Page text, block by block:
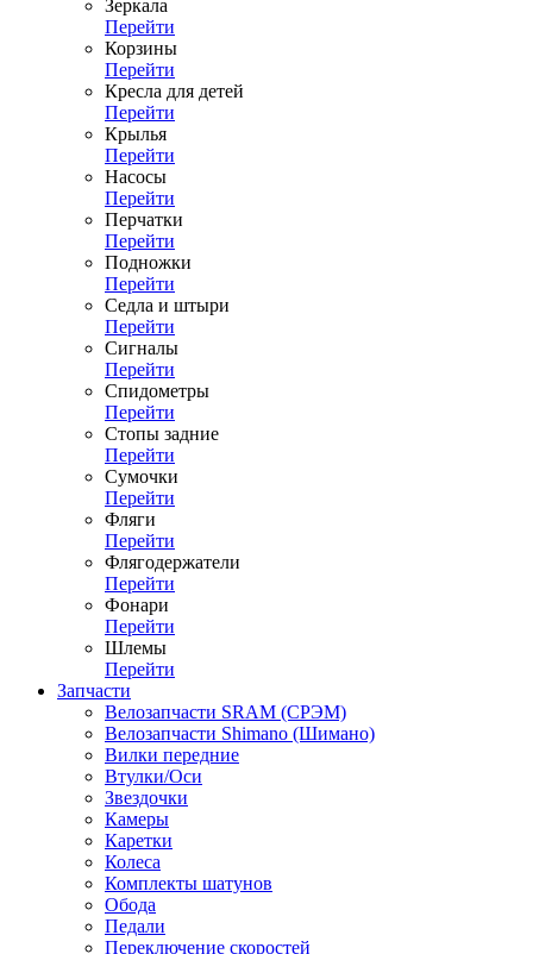
Зеркала
Перейти
Корзины
Перейти
Кресла для детей
Перейти
Крылья
Перейти
Насосы
Перейти
Перчатки
Перейти
Подножки
Перейти
Седла и штыри
Перейти
Сигналы
Перейти
Спидометры
Перейти
Стопы задние
Перейти
Сумочки
Перейти
Фляги
Перейти
Флягодержатели
Перейти
Фонари
Перейти
Шлемы
Перейти
Запчасти
Велозапчасти SRAM (СРЭМ)
Велозапчасти Shimano (Шимано)
Вилки передние
Втулки/Оси
Звездочки
Камеры
Каретки
Колеса
Комплекты шатунов
Обода
Педали
Переключение скоростей